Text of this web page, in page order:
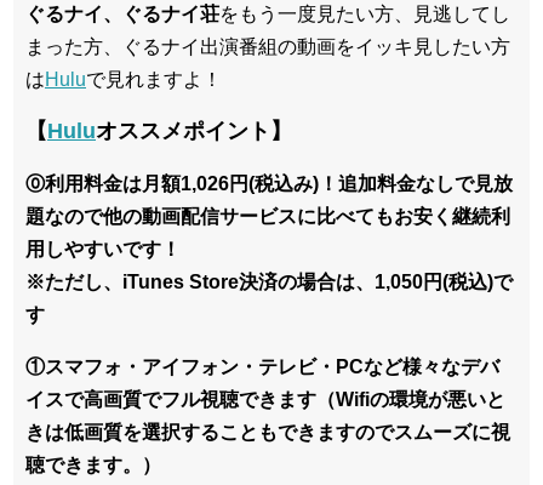
ぐるナイ、ぐるナイ荘をもう一度見たい方、見逃してし
まった方、ぐるナイ出演番組の動画をイッキ見したい方
はHuluで見れますよ！
【Huluオススメポイント】
⓪利用料金は月額1,026円(税込み)！追加料金なしで見放
題なので他の動画配信サービスに比べてもお安く継続利
用しやすいです！
※ただし、iTunes Store決済の場合は、1,050円(税込)で
す
①スマフォ・アイフォン・テレビ・PCなど様々なデバ
イスで高画質でフル視聴できます（Wifiの環境が悪いと
きは低画質を選択することもできますのでスムーズに視
聴できます。）